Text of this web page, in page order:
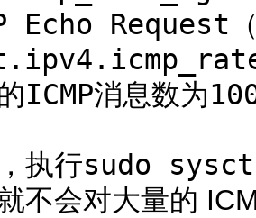
Echo Request
ICMP消息数为
执行sudo
不会对大量的